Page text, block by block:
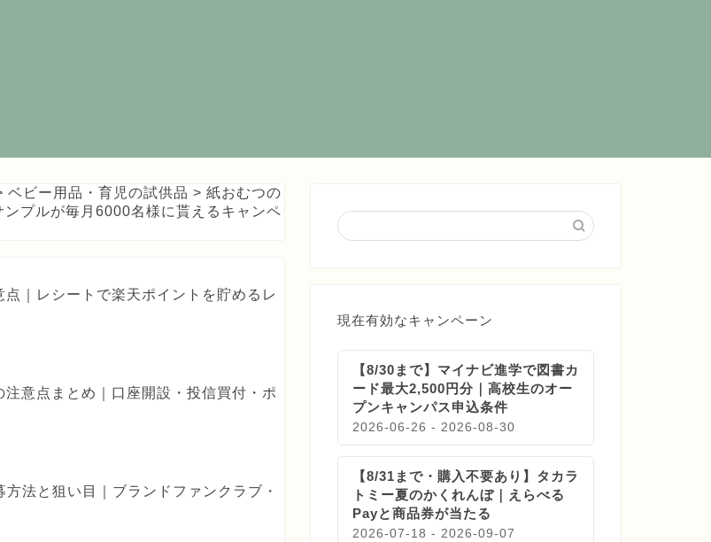
ベビー用品・育児の試供品 > 紙おむつの
ンプルが毎月6000名様に貰えるキャンペ
｜レシートで楽天ポイントを貯めるレ
意点まとめ｜口座開設・投信買付・ポ
法と狙い目｜ブランドファンクラブ・
現在有効なキャンペーン
【8/30まで】マイナビ進学で図書カ
ード最大2,500円分｜高校生のオー
プンキャンパス申込条件
2026-06-26 - 2026-08-30
【8/31まで・購入不要あり】タカラ
トミー夏のかくれんぼ｜えらべる
Payと商品券が当たる
2026-07-18 - 2026-09-07